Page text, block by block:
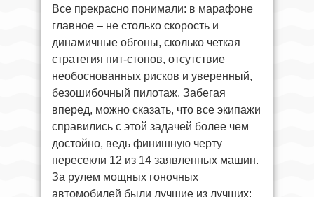
Все прекрасно понимали: в марафоне
главное – не столько скорость и
динамичные обгоны, сколько четкая
стратегия пит-стопов, отсутствие
необоснованных рисков и уверенный,
безошибочный пилотаж. Забегая
вперед, можно сказать, что все экипажи
справились с этой задачей более чем
достойно, ведь финишную черту
пересекли 12 из 14 заявленных машин.
За рулем мощных гоночных
автомобилей были лучшие из лучших: